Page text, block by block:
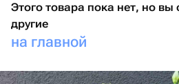
Этого товара пока нет, но
другие
на главной